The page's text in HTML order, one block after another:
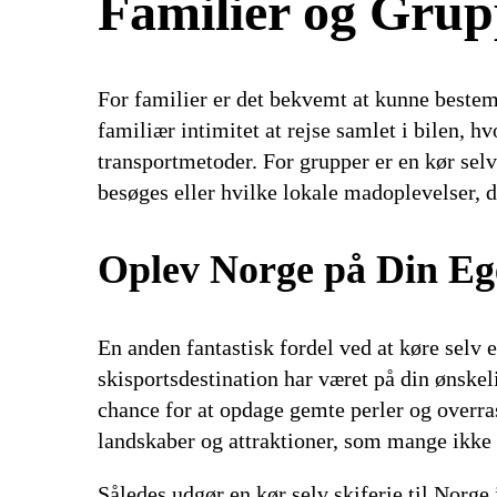
Familier og
For familier er det bekvemt at kunne
familiær intimitet at rejse samlet i bilen,
transportmetoder. For grupper er en kør
besøges eller hvilke lokale madoplevelser,
Oplev Norge på Din
En anden fantastisk fordel ved at køre
skisportsdestination har været på din
chance for at opdage gemte perler og
landskaber og attraktioner, som mange